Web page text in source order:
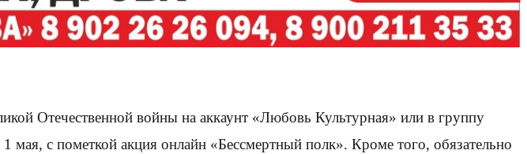
Отечественной войны на аккаунт «Любовь Культурная» или в группу
с пометкой акция онлайн «Бессмертный полк». Кроме того, обязательно